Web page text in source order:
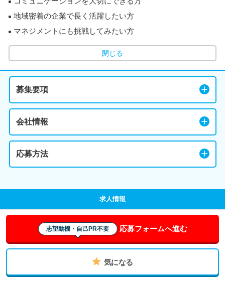
地域密着の企業で長く活躍したい方
マネジメントにも挑戦してみたい方
閉じる
募集要項
会社情報
応募方法
求人情報
志望動機・自己PR不要 応募フォームへ進む
気になる